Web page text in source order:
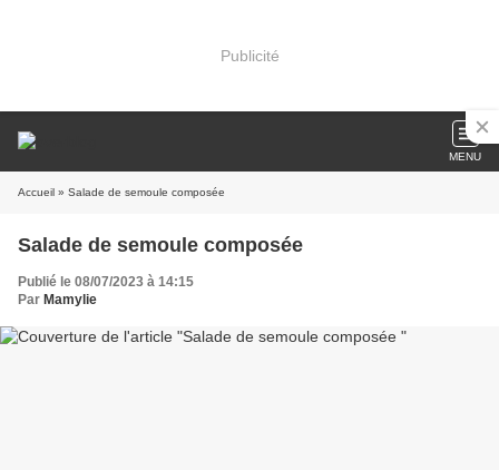
Publicité
MENU
Accueil » Salade de semoule composée
Salade de semoule composée
Publié le 08/07/2023 à 14:15
Par Mamylie